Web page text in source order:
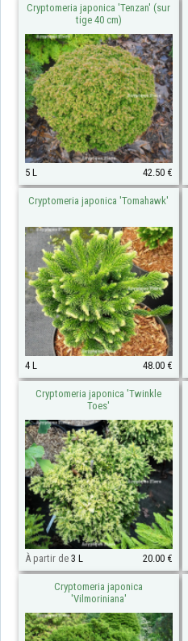
Cryptomeria japonica 'Tenzan' (sur
tige 40 cm)
5 L 42.50 €
Cryptomeria japonica 'Tomahawk'
4 L 48.00 €
Cryptomeria japonica 'Twinkle
Toes'
À partir de 3 L 20.00 €
Cryptomeria japonica
'Vilmoriniana'